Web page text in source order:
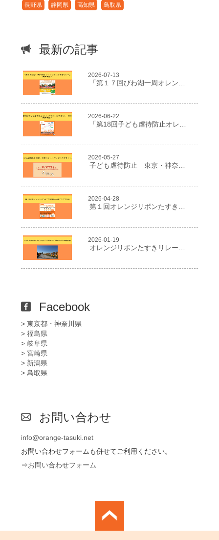
長野県
静岡県 高知県 鳥取県
最新の記事
「第１７回びわ湖一周オレンジリボンたすきリレー」開催決定！
2026-07-13
「第18回子ども虐待防止オレンジリボンたすきリレー2026」開催決定！
2026-06-22
子ども虐待防止 東京・神奈川オレンジリボンたすきリレー
2026-05-27
第１回オレンジリボンたすきリレーはこだて2026
2026-04-28
オレンジリボンたすきリレー２０２５in NIIGATA報告書
2026-01-19
Facebook
> 東京都・神奈川県
> 福島県
> 岐阜県
> 宮崎県
> 新潟県
> 鳥取県
お問い合わせ
info@orange-tasuki.net
お問い合わせフォームも併せてご利用ください。
⇒お問い合わせフォーム